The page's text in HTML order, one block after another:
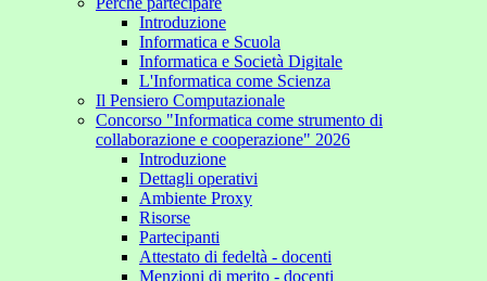
Introduzione
Informatica e Scuola
Informatica e Società Digitale
L'Informatica come Scienza
Il Pensiero Computazionale
Concorso "Informatica come strumento di
collaborazione e cooperazione" 2026
Introduzione
Dettagli operativi
Ambiente Proxy
Risorse
Partecipanti
Attestato di fedeltà - docenti
Menzioni di merito - docenti